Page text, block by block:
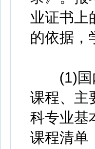
业证书上
的依据，
(1)国内
课程、主
科专业基
课程清单